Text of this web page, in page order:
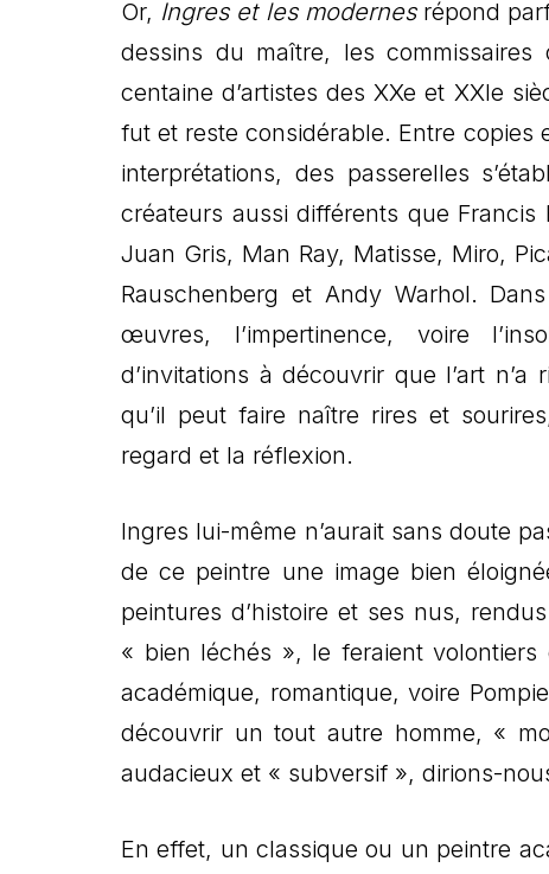
Or, Ingres et les modernesrépond
dessins du maître, les
centaine d’artistes des XXe et XXIe
fut et reste considérable. Entre
interprétations, des passerelles
créateurs aussi différents que
Juan Gris, Man Ray, Matisse, Miro,
Rauschenberg et Andy Warhol.
œuvres, l’impertinence, voire
d’invitations à découvrir que l’art
qu’il peut faire naître rires et
regard et la réflexion.
Ingres lui-même n’aurait sans doute
de ce peintre une image bien
peintures d’histoire et ses nus,
« bien léchés », le feraient
académique, romantique, voire
découvrir un tout autre homme, «
audacieux et « subversif », dirions-
En effet, un classique ou un peintre